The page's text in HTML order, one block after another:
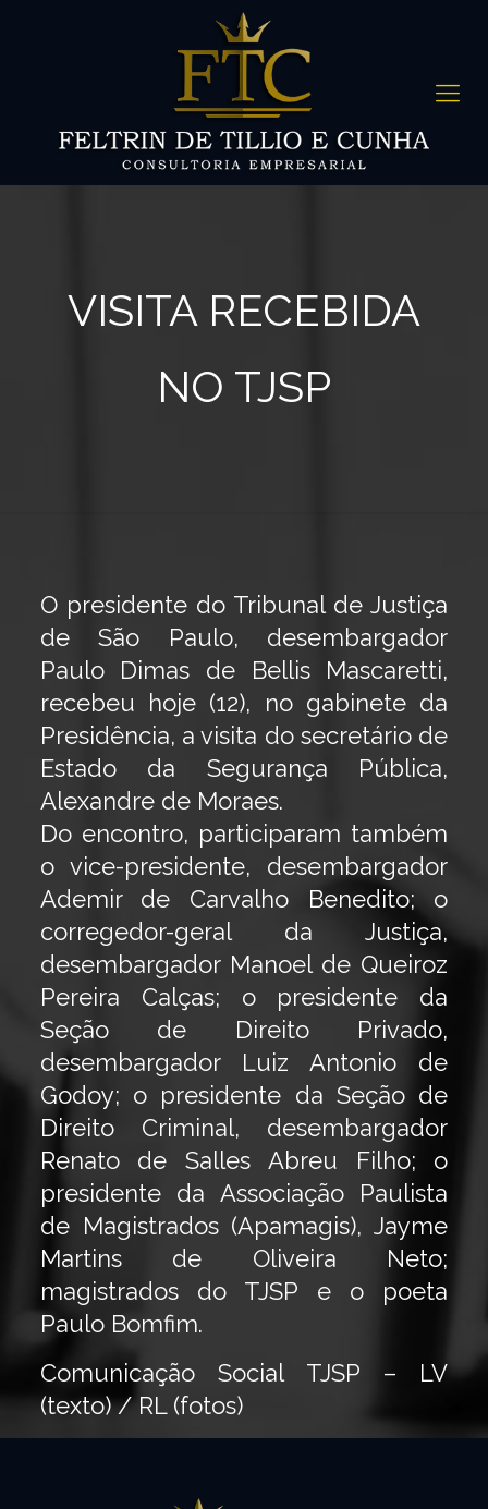
VISITA RECEBIDA
NO TJSP
O presidente do Tribunal de Justiça
de São Paulo, desembargador
Paulo Dimas de Bellis Mascaretti,
recebeu hoje (12), no gabinete da
Presidência, a visita do secretário de
Estado da Segurança Pública,
Alexandre de Moraes.
Do encontro, participaram também
o vice-presidente, desembargador
Ademir de Carvalho Benedito; o
corregedor-geral da Justiça,
desembargador Manoel de Queiroz
Pereira Calças; o presidente da
Seção de Direito Privado,
desembargador Luiz Antonio de
Godoy; o presidente da Seção de
Direito Criminal, desembargador
Renato de Salles Abreu Filho; o
presidente da Associação Paulista
de Magistrados (Apamagis), Jayme
Martins de Oliveira Neto;
magistrados do TJSP e o poeta
Paulo Bomfim.
Comunicação Social TJSP – LV
(texto) / RL (fotos)